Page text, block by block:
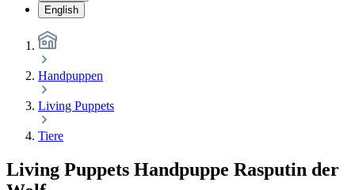
English
Handpuppen
Living Puppets
Tiere
Living Puppets Handpuppe Rasputin der